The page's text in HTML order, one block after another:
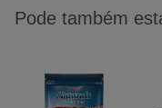
Pode também